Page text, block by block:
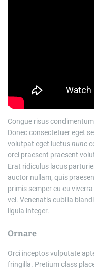
Congue risus
Donec consectetuer eget
volutpat eget luctusnunc
orci praesent praesent
Erat ridiculus lacus
auctor nullam, quis
primis semper eu eu
vel. Venenatis cubilia
ligula integer.
Ornare
Orci inceptos vulputate
fringilla. Pretium class